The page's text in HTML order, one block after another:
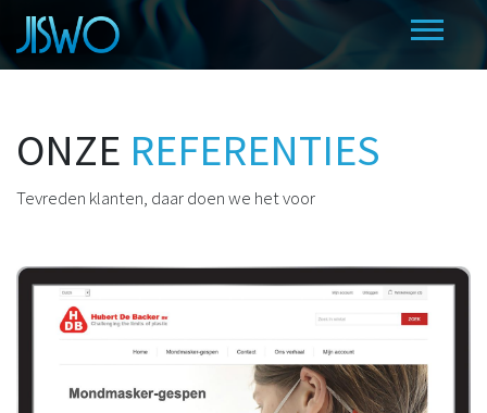
ONZE REFERENTIES
Tevreden klanten, daar doen we het voor